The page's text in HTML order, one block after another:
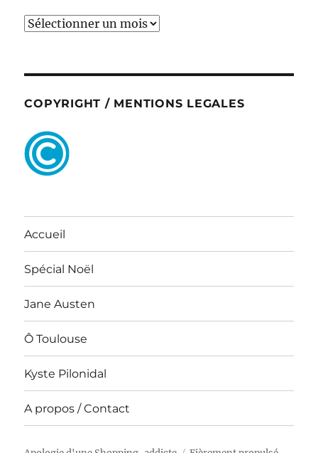
ARCHIVES
COPYRIGHT / MENTIONS LEGALES
Accueil
Spécial Noël
Jane Austen
Ô Toulouse
Kyste Pilonidal
A propos / Contact